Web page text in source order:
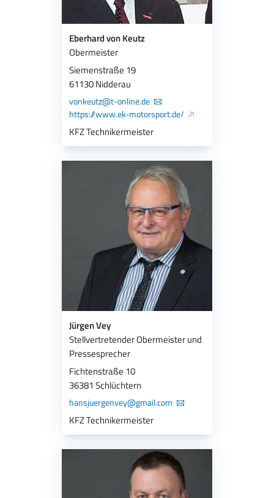
Eberhard von Keutz
Obermeister
Siemenstraße 19
61130 Nidderau
vonkeutz@t-online.de
https://www.ek-motorsport.de/
KFZ Technikermeister
Jürgen Vey
Stellvertretender Obermeister und
Pressesprecher
Fichtenstraße 10
36381 Schlüchtern
hansjuergenvey@gmail.com
KFZ Technikermeister